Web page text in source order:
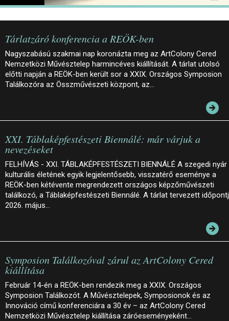
Tárlatzáró konferencia a REÖK-ben
Nagyszabású szakmai nap koronázta meg az ArtColony Cered
Nemzetközi Művésztelep harmincéves kiállítását. A tárlat utolsó
előtti napján a REÖK-ben került sor a XXIX. Országos Symposion
Találkozóra az Összművészeti központ, az…
XXI. Táblaképfestészeti Biennálé: már várjuk a
nevezéseket
FELHÍVÁS - XXI. TÁBLAKÉPFESTÉSZETI BIENNÁLÉ A szegedi nyár
kulturális életének egyik legjelentősebb, visszatérő eseménye a
REÖK-ben kétévente megrendezett országos képzőművészeti
találkozó, a Táblaképfestészeti Biennálé. A tárlat tervezett
2026. május…
Symposion Találkozóval zárul az ArtColony Cered
kiállítása
Február 14-én a REÖK-ben rendezik meg a XXIX. Országos
Symposion Találkozót. A Művésztelepek, Symposionok és az
Innováció című konferenciára a 30 év – az ArtColony Cered
Nemzetközi Művésztelep kiállítása záróeseményeként…